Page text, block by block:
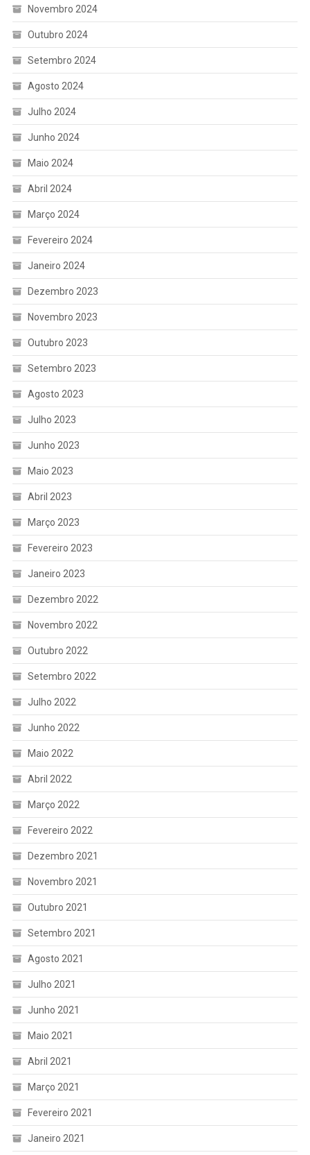
Novembro 2024
Outubro 2024
Setembro 2024
Agosto 2024
Julho 2024
Junho 2024
Maio 2024
Abril 2024
Março 2024
Fevereiro 2024
Janeiro 2024
Dezembro 2023
Novembro 2023
Outubro 2023
Setembro 2023
Agosto 2023
Julho 2023
Junho 2023
Maio 2023
Abril 2023
Março 2023
Fevereiro 2023
Janeiro 2023
Dezembro 2022
Novembro 2022
Outubro 2022
Setembro 2022
Julho 2022
Junho 2022
Maio 2022
Abril 2022
Março 2022
Fevereiro 2022
Dezembro 2021
Novembro 2021
Outubro 2021
Setembro 2021
Agosto 2021
Julho 2021
Junho 2021
Maio 2021
Abril 2021
Março 2021
Fevereiro 2021
Janeiro 2021